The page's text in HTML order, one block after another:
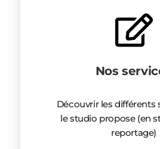
Nos
Découvrir les différents
le studio propose (en
reportage)